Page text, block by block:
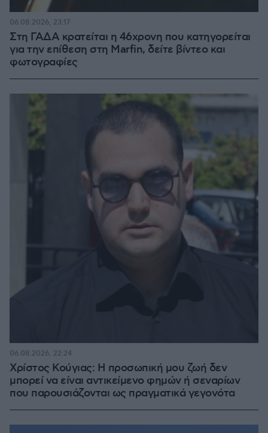
Στη ΓΑΔΑ κρατείται η 46χρονη που κατηγορείται
για την επίθεση στη Marfin, δείτε βίντεο και
φωτογραφίες
06.08.2026, 23:17
Χρίστος Κούγιας: Η προσωπική μου ζωή δεν
μπορεί να είναι αντικείμενο φημών ή σεναρίων
που παρουσιάζονται ως πραγματικά γεγονότα
06.08.2026, 22:24